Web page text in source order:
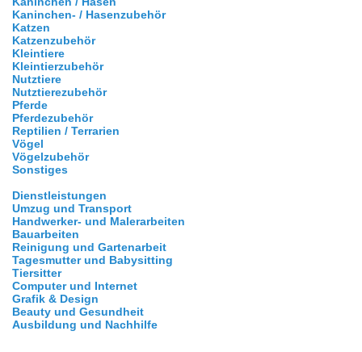
Kaninchen- / Hasenzubehör
Katzen
Katzenzubehör
Kleintiere
Kleintierzubehör
Nutztiere
Nutztierezubehör
Pferde
Pferdezubehör
Reptilien / Terrarien
Vögel
Vögelzubehör
Sonstiges
Dienstleistungen
Umzug und Transport
Handwerker- und Malerarbeiten
Bauarbeiten
Reinigung und Gartenarbeit
Tagesmutter und Babysitting
Tiersitter
Computer und Internet
Grafik & Design
Beauty und Gesundheit
Ausbildung und Nachhilfe